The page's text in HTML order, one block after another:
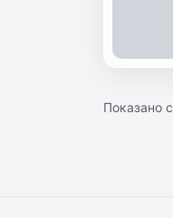
Показано с